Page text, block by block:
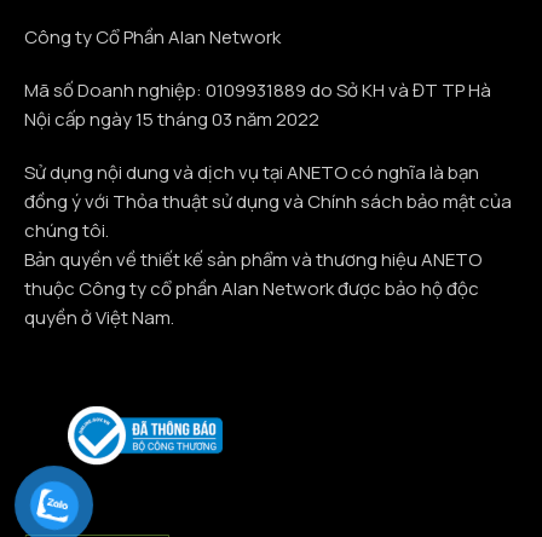
Công ty Cổ Phần Alan Network
Mã số Doanh nghiệp: 0109931889 do Sở KH và ĐT TP Hà
Nội cấp ngày 15 tháng 03 năm 2022
Sử dụng nội dung và dịch vụ tại ANETO có nghĩa là bạn
đồng ý với Thỏa thuật sử dụng và Chính sách bảo mật của
chúng tôi.
Bản quyền về thiết kế sản phẩm và thương hiệu ANETO
thuộc Công ty cổ phần Alan Network được bảo hộ độc
quyền ở Việt Nam.